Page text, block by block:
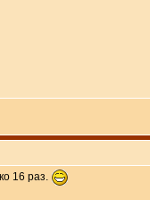
16 раз.